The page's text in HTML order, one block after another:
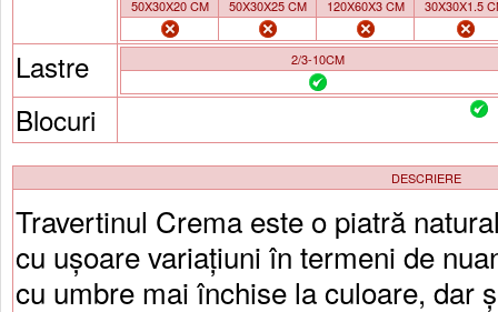
50X30X20 CM 50X30X25 CM 120X60X3 CM 30X30X1.5
Lastre 2/3-10CM
Blocuri
DESCRIERE
Travertinul Crema este o piatră
cu ușoare variațiuni în termeni de
cu umbre mai închise la culoare, dar